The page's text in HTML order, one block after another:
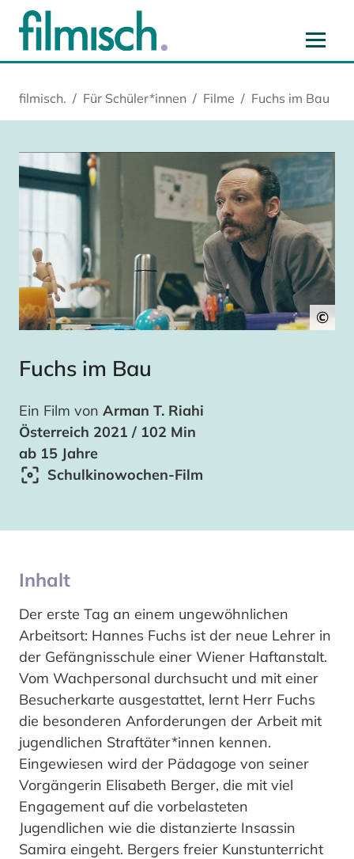
Hauptinhalt springen
Hauptnavigation springen
Cookie-Einstellungen springen
Startseite springen
filmisch. Für Schüler*innen Filme Fuchs im Bau
©
Fuchs im Bau
Ein Film von Arman T. Riahi
Österreich 2021 / 102 Min
ab 15 Jahre
Schulkinowochen-Film
Inhalt
Der erste Tag an einem ungewöhnlichen
Arbeitsort: Hannes Fuchs ist der neue Lehrer in
der Gefängnisschule einer Wiener Haftanstalt.
Vom Wachpersonal durchsucht und mit einer
Besucherkarte ausgestattet, lernt Herr Fuchs
die besonderen Anforderungen der Arbeit mit
jugendlichen Straftäter*innen kennen.
Eingewiesen wird der Pädagoge von seiner
Vorgängerin Elisabeth Berger, die mit viel
Engagement auf die vorbelasteten
Jugendlichen wie die distanzierte Insassin
Samira eingeht. Bergers freier Kunstunterricht